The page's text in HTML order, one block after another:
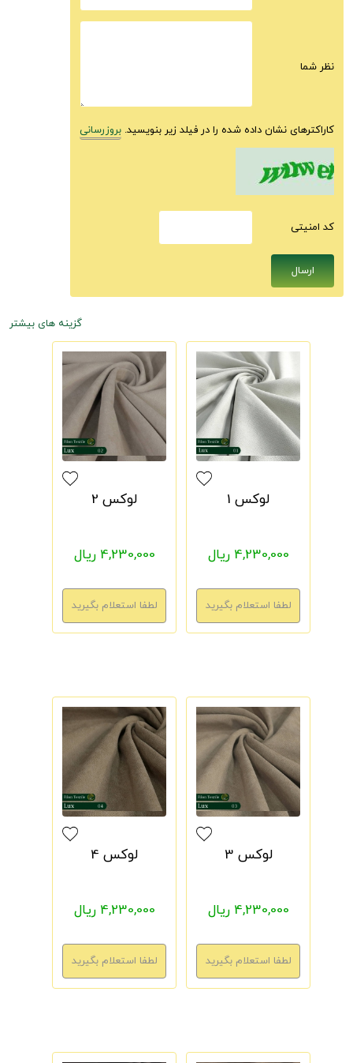
نظر شما
کاراکترهای نشان داده شده را در فیلد زیر بنویسید. بروزرسانی
كد امنيتى
گزینه های بیشتر
لوکس 1
4,230,000 ریال
لوکس 2
4,230,000 ریال
لوکس 3
4,230,000 ریال
لوکس 4
4,230,000 ریال